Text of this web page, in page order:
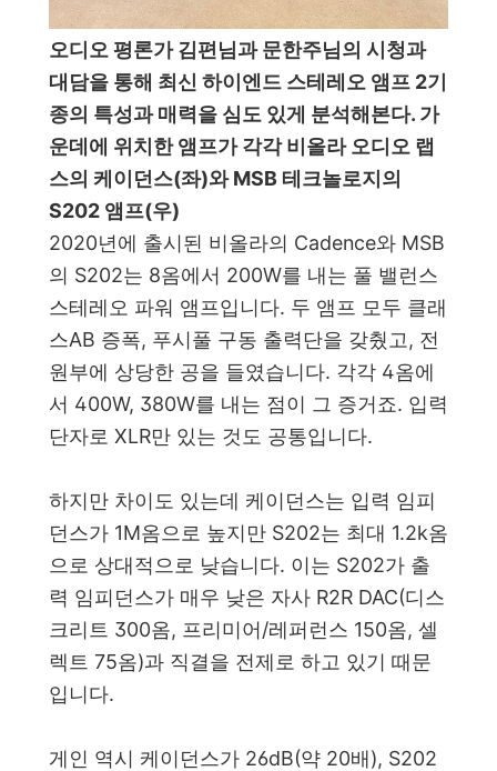
오디오 평론가 김편님과 문한주님의 시청과
대담을 통해 최신 하이엔드 스테레오 앰프 2기
종의 특성과 매력을 심도 있게 분석해본다. 가
운데에 위치한 앰프가 각각 비올라 오디오 랩
스의 케이던스(좌)와 MSB 테크놀로지의
S202 앰프(우)
2020년에 출시된 비올라의 Cadence와 MSB
의 S202는 8옴에서 200W를 내는 풀 밸런스
스테레오 파워 앰프입니다. 두 앰프 모두 클래
스AB 증폭, 푸시풀 구동 출력단을 갖췄고, 전
원부에 상당한 공을 들였습니다. 각각 4옴에
서 400W, 380W를 내는 점이 그 증거죠. 입력
단자로 XLR만 있는 것도 공통입니다.
하지만 차이도 있는데 케이던스는 입력 임피
던스가 1M옴으로 높지만 S202는 최대 1.2k옴
으로 상대적으로 낮습니다. 이는 S202가 출
력 임피던스가 매우 낮은 자사 R2R DAC(디스
크리트 300옴, 프리미어/레퍼런스 150옴, 셀
렉트 75옴)과 직결을 전제로 하고 있기 때문
입니다.
게인 역시 케이던스가 26dB(약 20배), S202